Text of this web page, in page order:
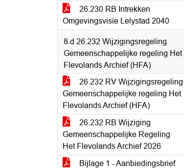
26.230 RB Intrekken
Omgevingsvisie Lelystad 2040
8.d 26.232 Wijzigingsregeling
Gemeenschappelijke regeling Het
Flevolands Archief (HFA)
26.232 RV Wijzigingsregeling
Gemeenschappelijke regeling Het
Flevolands Archief (HFA)
26.232 RB Wijziging
Gemeenschappelijke Regeling
Het Flevolands Archief 2026
Bijlage 1 - Aanbiedingsbrief